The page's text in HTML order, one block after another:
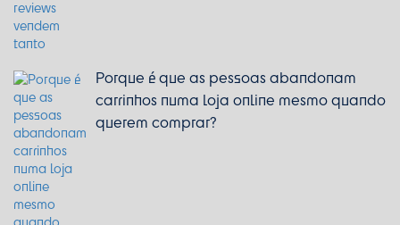
Porque é que as pessoas abandonam
carrinhos numa loja online mesmo quando
querem comprar?